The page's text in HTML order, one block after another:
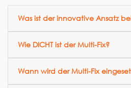
Was ist der innovative Ansatz
Wie DICHT ist der Multi-Fix?
Wann wird der Multi-Fix